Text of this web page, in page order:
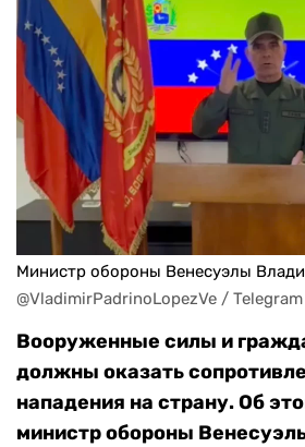
Министр обороны Венесуэлы
@VladimirPadrinoLopezVe / Telegram
Вооруженные силы и
должны оказать
нападения на страну. Об
министр обороны